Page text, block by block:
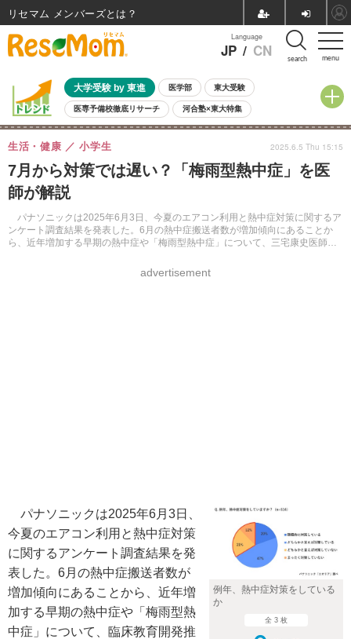
menu
Language
JP / CN search
大学受験 by 東進 医学部 東大受験
医専予備校徹底リサーチ 河合塾×東大特集
親子で考える大学選び 高校受験 中学受験 小学校受験
共通テスト 夏休み
8月開催イベント・WS 全国公立高校 過去問 人気記事
自由研究教材（小学生向け）
7月から対策では遅い？「梅雨型熱中症」を医
師が解説
パナソニックは2025年6月3日、今夏のエアコン利用と熱中症対策に関するア
ンケート調査結果を発表した。6月の熱中症搬送者数が増加傾向にあることか
ら、近年増加する早期の熱中症や「梅雨型熱中症」について、三宅康史医師が
生活・健康 小学生
advertisement
2025.6.5 Thu 15:15
例年、熱中症対策をしている
か
全 3 枚
パナソニックは2025年6月3日、
今夏のエアコン利用と熱中症対策
に関するアンケート調査結果を発
表した。6月の熱中症搬送者数が
増加傾向にあることから、近年増
加する早期の熱中症や「梅雨型熱
中症」について、臨床教育開発推
リセマム メンバーズ